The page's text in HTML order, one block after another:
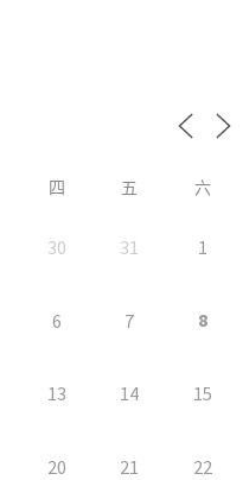
四 五 六
30 31 1
6 7 8
13 14 15
20 21 22